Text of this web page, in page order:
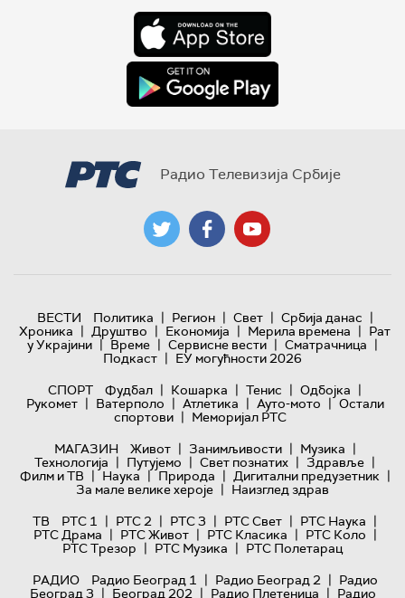
Радио Телевизија Србије
ВЕСТИ Политика | Регион | Свет | Србија данас |
Хроника | Друштво | Економија | Мерила времена | Рат
у Украјини | Време | Сервисне вести | Сматрачница |
Подкаст | ЕУ могућности 2026
СПОРТ
Фудбал | Кошарка | Тенис | Одбојка |
Рукомет | Ватерполо | Атлетика | Ауто-мото | Остали
спортови | Меморијал РТС
МАГАЗИН
Живот | Занимљивости | Музика |
Технологијa | Путујемо | Свет познатих | Здравље |
Филм и ТВ | Наука | Природа | Дигитални предузетник |
За мале велике хероје | Наизглед здрав
ТВ
РТС 1 | РТС 2 | РТС 3 | РТС Свет | РТС Наука |
РТС Драма | РТС Живот | РТС Класика | РТС Коло |
РТС Трезор | РТС Музика | РТС Полетарац
РАДИО
Радио Београд 1 | Радио Београд 2 | Радио
Београд 3 | Београд 202 | Радио Плетеница | Радио